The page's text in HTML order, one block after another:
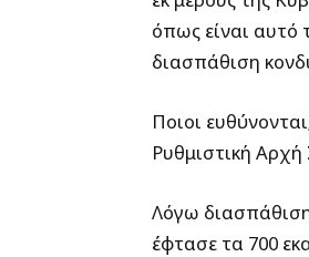
όπως είναι αυτό
διασπάθιση
Ποιοι
Ρυθμιστική
Λόγω
έφτασε τα 700